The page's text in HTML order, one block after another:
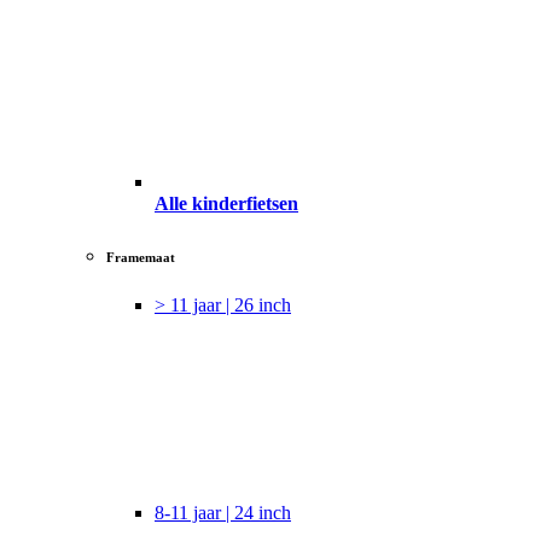
Alle kinderfietsen
Framemaat
> 11 jaar | 26 inch
8-11 jaar | 24 inch